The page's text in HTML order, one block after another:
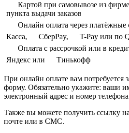
Картой при самовывозе из
пункта выдачи заказов
Онлайн оплата через платёжные
Касса,
СберPay, T-Pay или по
Оплата с рассрочкой или в
Яндекс или
Тинькофф
При онлайн оплате вам потребуется
форму. Обязательно укажите: ваши
электронный адрес и номер
Также вы можете получить ссылку
почте или в СМС.